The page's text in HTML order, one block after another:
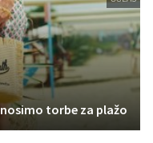
torbe za plažo